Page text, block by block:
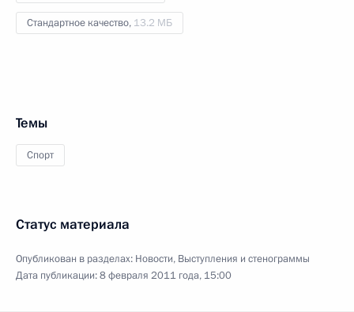
Стандартное качество, 13.2 МБ
Темы
Спорт
Статус материала
Опубликован в разделах: Новости, Выступления и стенограммы
Дата публикации:8 февраля 2011 года, 15:00